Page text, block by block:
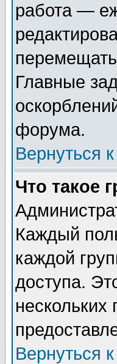
работа —
Главные
форума.
Вернуться
Что такое
Каждый
каждой
доступа.
Вернуться